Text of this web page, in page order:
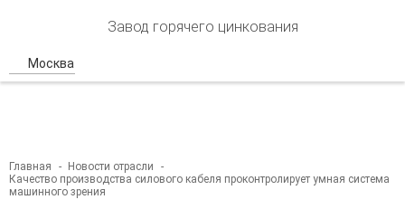
Завод горячего цинкования
Москва
Главная
Новости отрасли
Качество производства силового кабеля проконтролирует умная система
машинного зрения